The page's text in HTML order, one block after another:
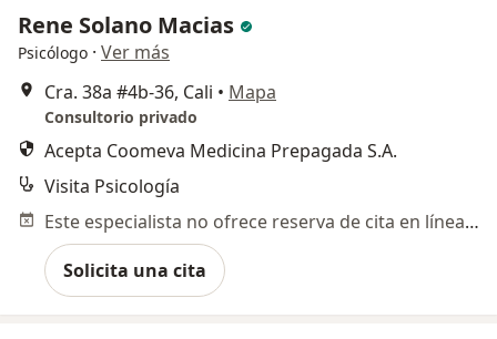
Rene Solano Macias
Psicólogo · Ver más
Cra. 38a #4b-36, Cali • Mapa
Consultorio privado
Acepta Coomeva Medicina Prepagada S.A.
Visita Psicología
Este especialista no ofrece reserva de cita en línea en esta dirección.
Solicita una cita